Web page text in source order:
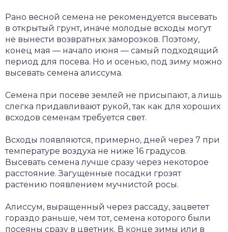
Рано весной семена не рекомендуется высевать
в открытый грунт, иначе молодые всходы могут
не вынести возвратных заморозков. Поэтому,
конец мая — начало июня — самый подходящий
период для посева. Но и осенью, под зиму можно
высевать семена алиссума.
Семена при посеве землей не присыпают, а лишь
слегка придавливают рукой, так как для хороших
всходов семенам требуется свет.
Всходы появляются, примерно, дней через 7 при
температуре воздуха не ниже 16 градусов.
Высевать семена лучше сразу через некоторое
расстояние. Загущенные посадки грозят
растению появлением мучнистой росы.
Алиссум, выращенный через рассаду, зацветет
гораздо раньше, чем тот, семена которого были
посеяны сразу в цветник. В конце зимы или в